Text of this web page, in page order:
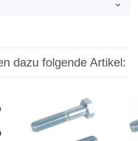
dazu folgende Artikel: